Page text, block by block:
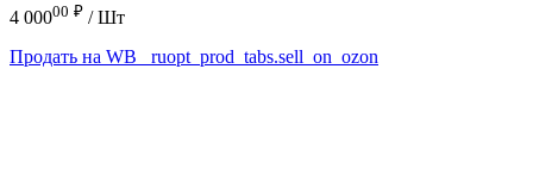
4 00000 ₽ / Шт
Продать на WB
_ruopt_prod_tabs.sell_on_ozon